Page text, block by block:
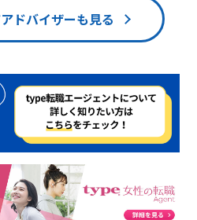
ドバイザーも見る